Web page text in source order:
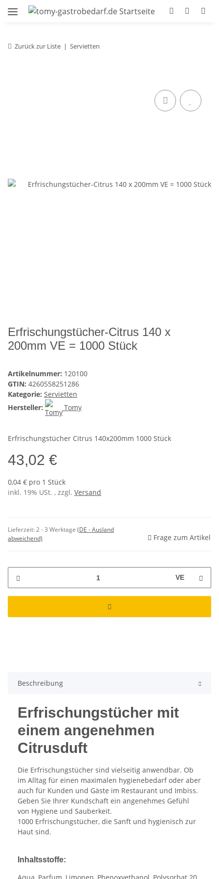
Zurück zur Liste Servietten
Erfrischungstücher-Citrus 140 x
200mm VE = 1000 Stück
Artikelnummer: 120100
GTIN: 4260558251286
Kategorie: Servietten
Hersteller:
Tomy
Erfrischungstücher Citrus 140x200mm 1000 Stück
43,02 €
0,04 € pro 1 Stück
inkl. 19% USt. , zzgl. Versand
Lieferzeit:2 - 3 Werktage (DE - Ausland
abweichend)
Frage zum Artikel
VE
Beschreibung
Erfrischungstücher mit
einem angenehmen
Citrusduft
Die Erfrischungstücher sind vielseitig anwendbar. Ob
im Alltag für einen maximalen hygienebedarf oder aber
auch für Kunden und Gäste im Restaurant und Imbiss.
Geben Sie Ihrer Kundschaft ein angenehmes Gefühl
von Hygiene und Sauberkeit.
1000 Erfrischungstücher, die Sanft und hygienisch zur
Haut sind.
Inhaltsstoffe: